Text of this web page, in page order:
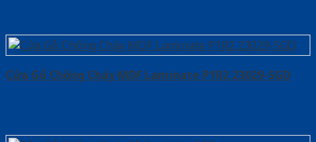
Cửa Gỗ Chống Cháy MDF Laminate P1R2 23029-SGD